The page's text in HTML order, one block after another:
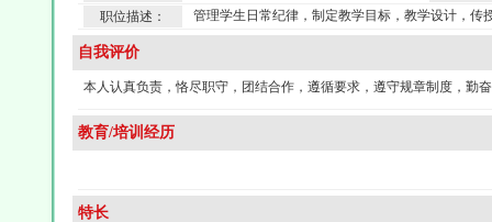
职位描述：
管理学生日常纪律，制定教学目标，教学设计，传
自我评价
本人认真负责，恪尽职守，团结合作，遵循要求，遵守规章制度，勤
教育/培训经历
特长